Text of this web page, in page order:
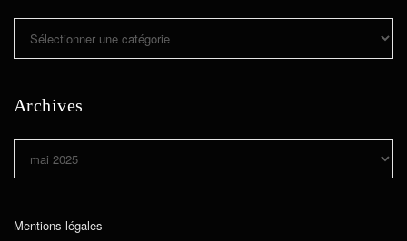
Archives
Mentions légales